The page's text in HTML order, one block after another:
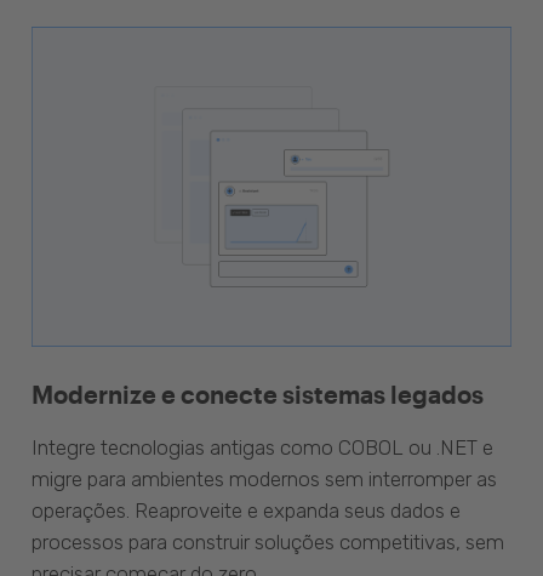
Modernize e conecte sistemas legados
Integre tecnologias antigas como COBOL ou .NET e
migre para ambientes modernos sem interromper as
operações. Reaproveite e expanda seus dados e
processos para construir soluções competitivas, sem